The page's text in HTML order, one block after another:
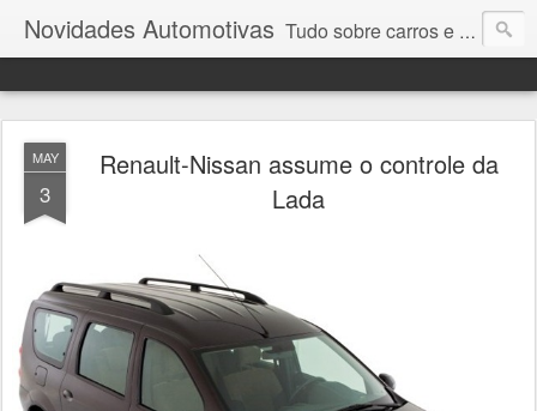
Novidades Automotivas Tudo sobre carros e motores
MAY
3
Renault-Nissan assume o controle da
Lada